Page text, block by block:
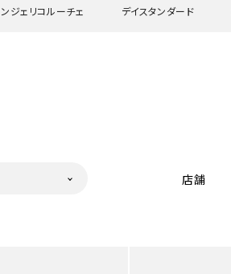
ジェリコルーチェ デイスタンダード
店舗